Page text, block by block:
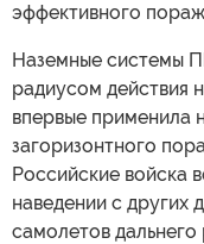
эффективного
Наземные системы
радиусом действия
впервые применила
загоризонтного
Российские войска
наведении с других
самолетов